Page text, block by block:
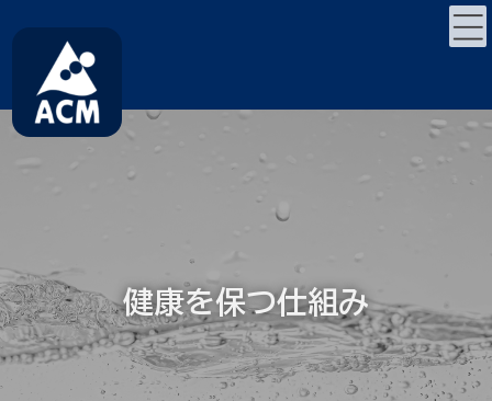
キ
ゲ
に
移
健康を保つ仕組み